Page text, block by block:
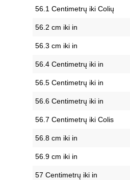
56.1 Centimetrų iki Colių
56.2 cm iki in
56.3 cm iki in
56.4 Centimetrų iki in
56.5 Centimetrų iki in
56.6 Centimetrų iki in
56.7 Centimetrų iki Colis
56.8 cm iki in
56.9 cm iki in
57 Centimetrų iki in